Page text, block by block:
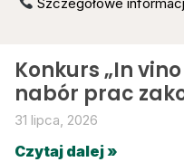
Konkurs „In
nabór prac
31 lipca, 2026
Czytaj dalej »